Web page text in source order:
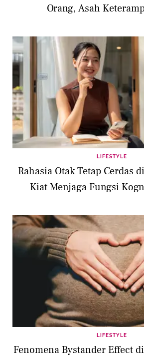
Orang, Asah
LIFESTYLE
Rahasia Otak Tetap Cerdas
Kiat Menjaga Fungsi
LIFESTYLE
Fenomena Bystander Effect